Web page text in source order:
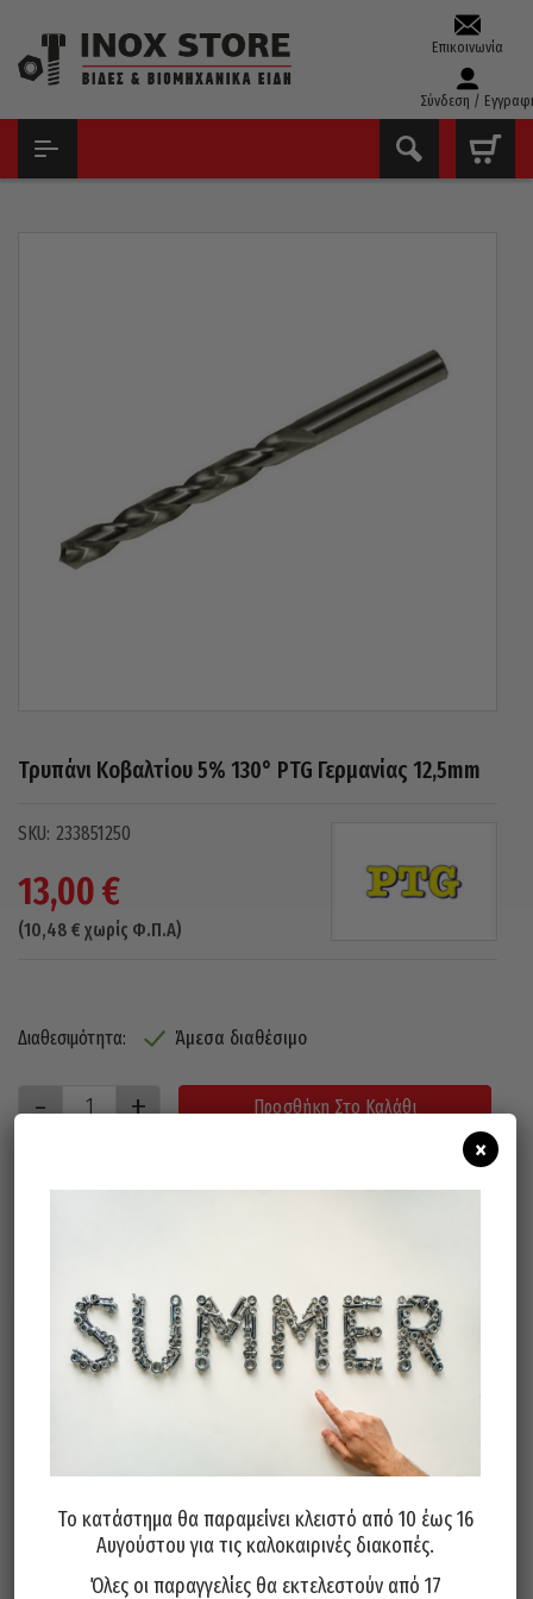
Επικοινωνία
Σύνδεση /
Τρυπάνι Κοβαλτίου 5% 130° PTG Γερμανίας 12,5mm
233851250
13,00€
(10,48 € χωρίς Φ.Π.Α)
Διαθεσιμότητα: Άμεσα διαθέσιμο
Προσθήκη Στο Καλάθι
Τρυπάνι Κοβαλτίου 5% 130°
PTG Γερμανίας 6.25mm
Τρυπάνι Κοβαλτίου 5% 130°
PTG Γερμανίας 4,25mm
Το κατάστημα θα παραμείνει κλειστό από 10 έως 16
Αυγούστου για τις καλοκαιρινές διακοπές.
Όλες οι παραγγελίες θα εκτελεστούν από 17
×